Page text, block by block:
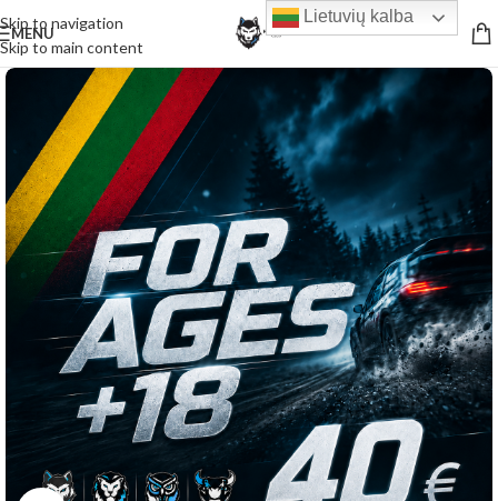
Skip to navigation
Skip to main content
MENU
Lietuvių kalba